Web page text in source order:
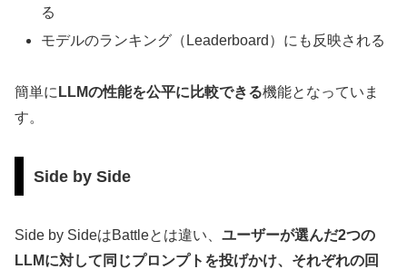
る
モデルのランキング（Leaderboard）にも反映される
簡単に LLMの性能を公平に比較できる機能となっていま
す。
Side by Side
Side by SideはBattleとは違い、 ユーザーが選んだ2つの
LLMに対して同じプロンプトを投げかけ、それぞれの回